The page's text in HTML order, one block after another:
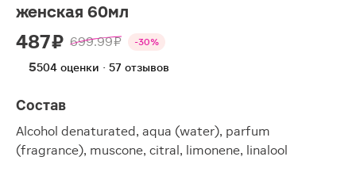
женская 60мл
487 ₽ 699.99 ₽ -30%
5504 оценки · 57 отзывов
Состав
Alcohol denaturated, aqua (water), parfum
(fragrance), muscone, citral, limonene, linalool